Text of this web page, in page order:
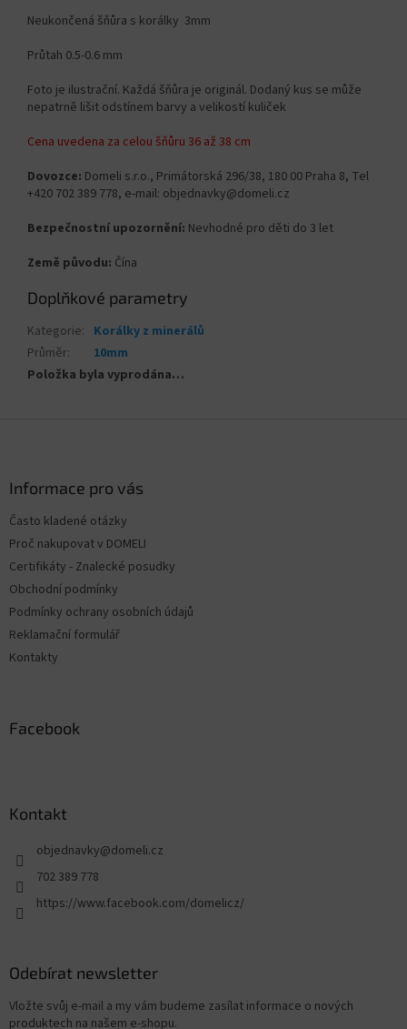
Neukončená šňůra s korálky 3mm
Průtah 0.5-0.6 mm
Foto je ilustrační. Každá šňůra je originál. Dodaný kus se může
nepatrně lišit odstínem barvy a velikostí kuliček
Cena uvedena za celou šňůru 36 až 38 cm
Dovozce: Domeli s.r.o., Primátorská 296/38, 180 00 Praha 8, Tel
+420 702 389 778, e-mail: objednavky@domeli.cz
Bezpečnostní upozornění: Nevhodné pro děti do 3 let
Země původu: Čína
Doplňkové parametry
Kategorie: Korálky z minerálů
Průměr:
10mm
Položka byla vyprodána…
Informace pro vás
Často kladené otázky
Proč nakupovat v DOMELI
Certifikáty - Znalecké posudky
Obchodní podmínky
Podmínky ochrany osobních údajů
Reklamační formulář
Kontakty
Facebook
Kontakt
objednavky@domeli.cz
702 389 778
https://www.facebook.com/domelicz/
Odebírat newsletter
Vložte svůj e-mail a my vám budeme zasílat informace o nových
produktech na našem e-shopu.